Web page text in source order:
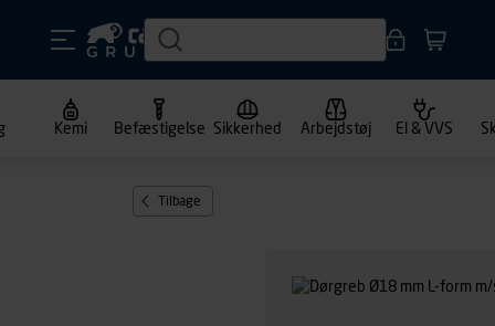
Kemi Befæstigelse Sikkerhed Arbejdstøj El & VVS
Tilbage